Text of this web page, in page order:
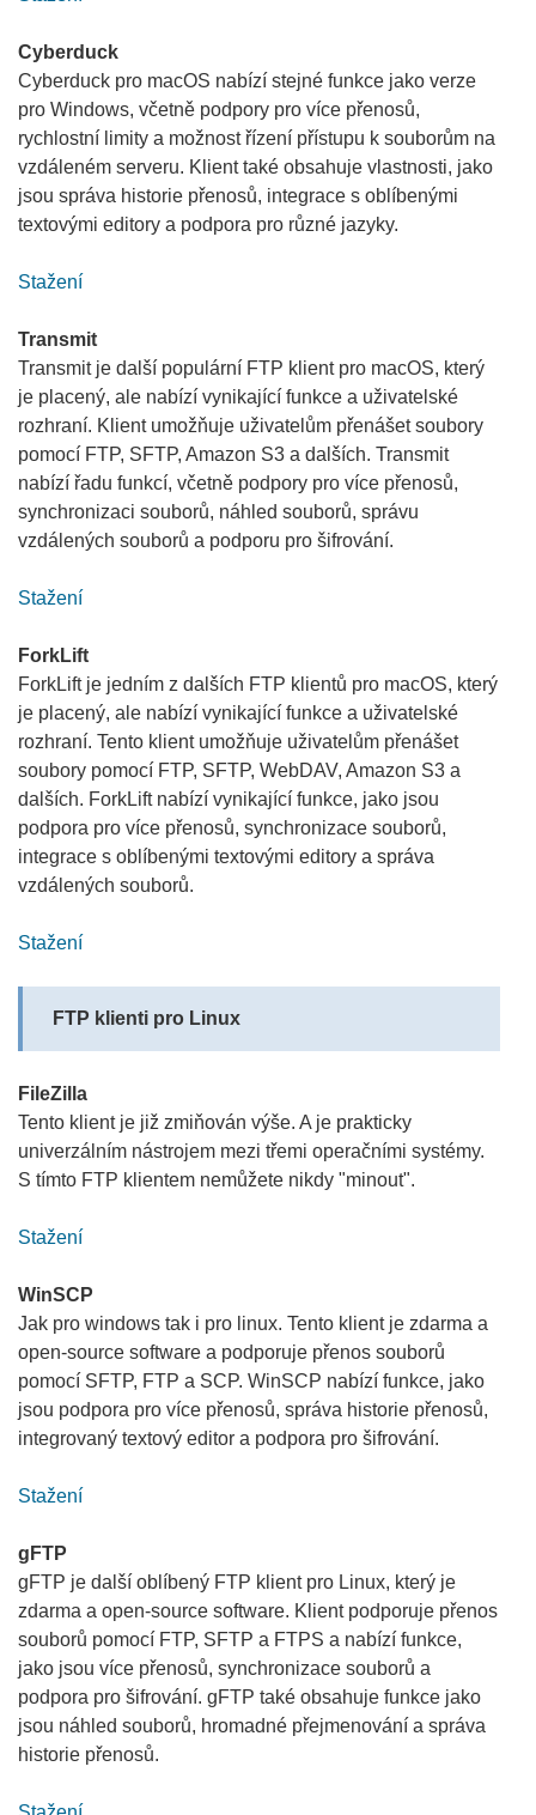
Cyberduck
Cyberduck pro macOS nabízí stejné funkce jako verze
pro Windows, včetně podpory pro více přenosů,
rychlostní limity a možnost řízení přístupu k souborům na
vzdáleném serveru. Klient také obsahuje vlastnosti, jako
jsou správa historie přenosů, integrace s oblíbenými
textovými editory a podpora pro různé jazyky.
Stažení
Transmit
Transmit je další populární FTP klient pro macOS, který
je placený, ale nabízí vynikající funkce a uživatelské
rozhraní. Klient umožňuje uživatelům přenášet soubory
pomocí FTP, SFTP, Amazon S3 a dalších. Transmit
nabízí řadu funkcí, včetně podpory pro více přenosů,
synchronizaci souborů, náhled souborů, správu
vzdálených souborů a podporu pro šifrování.
Stažení
ForkLift
ForkLift je jedním z dalších FTP klientů pro macOS, který
je placený, ale nabízí vynikající funkce a uživatelské
rozhraní. Tento klient umožňuje uživatelům přenášet
soubory pomocí FTP, SFTP, WebDAV, Amazon S3 a
dalších. ForkLift nabízí vynikající funkce, jako jsou
podpora pro více přenosů, synchronizace souborů,
integrace s oblíbenými textovými editory a správa
vzdálených souborů.
Stažení
FTP klienti pro Linux
FileZilla
Tento klient je již zmiňován výše. A je prakticky
univerzálním nástrojem mezi třemi operačními systémy.
S tímto FTP klientem nemůžete nikdy "minout".
Stažení
WinSCP
Jak pro windows tak i pro linux. Tento klient je zdarma a
open-source software a podporuje přenos souborů
pomocí SFTP, FTP a SCP. WinSCP nabízí funkce, jako
jsou podpora pro více přenosů, správa historie přenosů,
integrovaný textový editor a podpora pro šifrování.
Stažení
gFTP
gFTP je další oblíbený FTP klient pro Linux, který je
zdarma a open-source software. Klient podporuje přenos
souborů pomocí FTP, SFTP a FTPS a nabízí funkce,
jako jsou více přenosů, synchronizace souborů a
podpora pro šifrování. gFTP také obsahuje funkce jako
jsou náhled souborů, hromadné přejmenování a správa
historie přenosů.